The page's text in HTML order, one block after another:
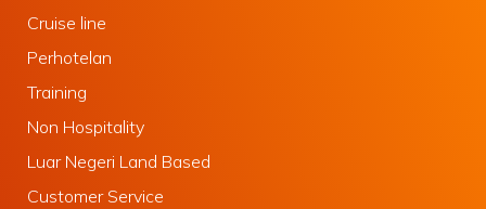
Cruise line
Perhotelan
Training
Non Hospitality
Luar Negeri Land Based
Customer Service